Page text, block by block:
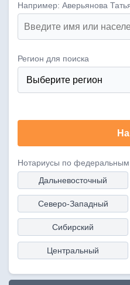
Например: Аверьянова
Регион для поиска
Нотариусы по федеральным
Дальневосточный
Северо-Западный
Сибирский
Центральный